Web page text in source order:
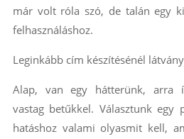
már volt róla szó, de talán egy
felhasználáshoz.
Leginkább cím készítésénél
Alap, van egy hátterünk, arra
vastag betűkkel. Választunk
hatáshoz valami olyasmit kell,